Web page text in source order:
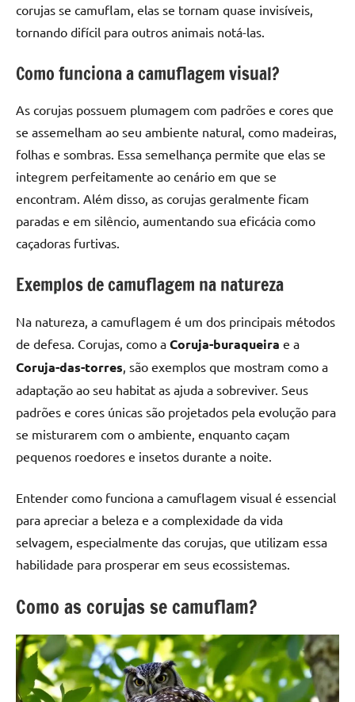
corujas se camuflam, elas se tornam quase invisíveis,
tornando difícil para outros animais notá-las.
Como funciona a camuflagem visual?
As corujas possuem plumagem com padrões e cores que
se assemelham ao seu ambiente natural, como madeiras,
folhas e sombras. Essa semelhança permite que elas se
integrem perfeitamente ao cenário em que se
encontram. Além disso, as corujas geralmente ficam
paradas e em silêncio, aumentando sua eficácia como
caçadoras furtivas.
Exemplos de camuflagem na natureza
Na natureza, a camuflagem é um dos principais métodos
de defesa. Corujas, como a Coruja-buraqueira e a
Coruja-das-torres , são exemplos que mostram como a
adaptação ao seu habitat as ajuda a sobreviver. Seus
padrões e cores únicas são projetados pela evolução para
se misturarem com o ambiente, enquanto caçam
pequenos roedores e insetos durante a noite.
Entender como funciona a camuflagem visual é essencial
para apreciar a beleza e a complexidade da vida
selvagem, especialmente das corujas, que utilizam essa
habilidade para prosperar em seus ecossistemas.
Como as corujas se camuflam?